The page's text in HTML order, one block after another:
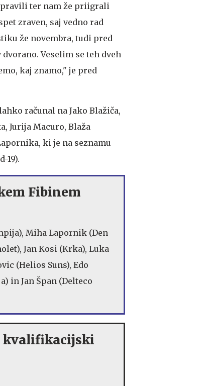
ter nam že priigrali
zraven, saj vedno rad
že novembra, tudi pred
Veselim se teh dveh
kaj znamo," je pred
računal na Jako Blažiča,
Jurija Macuro, Blaža
ki je na seznamu
19).
Fibinem
Miha Lapornik (Den
Jan Kosi (Krka), Luka
(Helios Suns), Edo
in Jan Špan (Delteco
kvalifikacijski